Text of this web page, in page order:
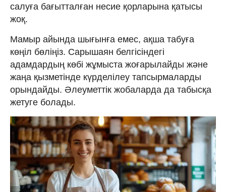
салуға бағытталған несие қорларына қатысы
жоқ.
Мамыр айында шығынға емес, ақша табуға
көңіл бөліңіз. Сарышаян белгісіндегі
адамдардың көбі жұмыста жоғарылайды және
жаңа қызметінде күрделілеу тапсырмаларды
орындайды. Әлеуметтік жобаларда да табысқа
жетуге болады.